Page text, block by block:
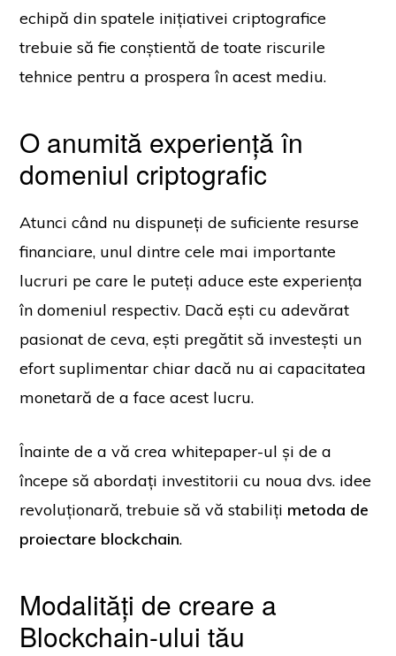
echipă din spatele inițiativei criptografice
trebuie să fie conștientă de toate riscurile
tehnice pentru a prospera în acest mediu.
O anumită experiență în
domeniul criptografic
Atunci când nu dispuneți de suficiente resurse
financiare, unul dintre cele mai importante
lucruri pe care le puteți aduce este experiența
în domeniul respectiv. Dacă ești cu adevărat
pasionat de ceva, ești pregătit să investești un
efort suplimentar chiar dacă nu ai capacitatea
monetară de a face acest lucru.
Înainte de a vă crea whitepaper-ul și de a
începe să abordați investitorii cu noua dvs. idee
revoluționară, trebuie să vă stabiliți metoda de
proiectare blockchain.
Modalități de creare a
Blockchain-ului tău